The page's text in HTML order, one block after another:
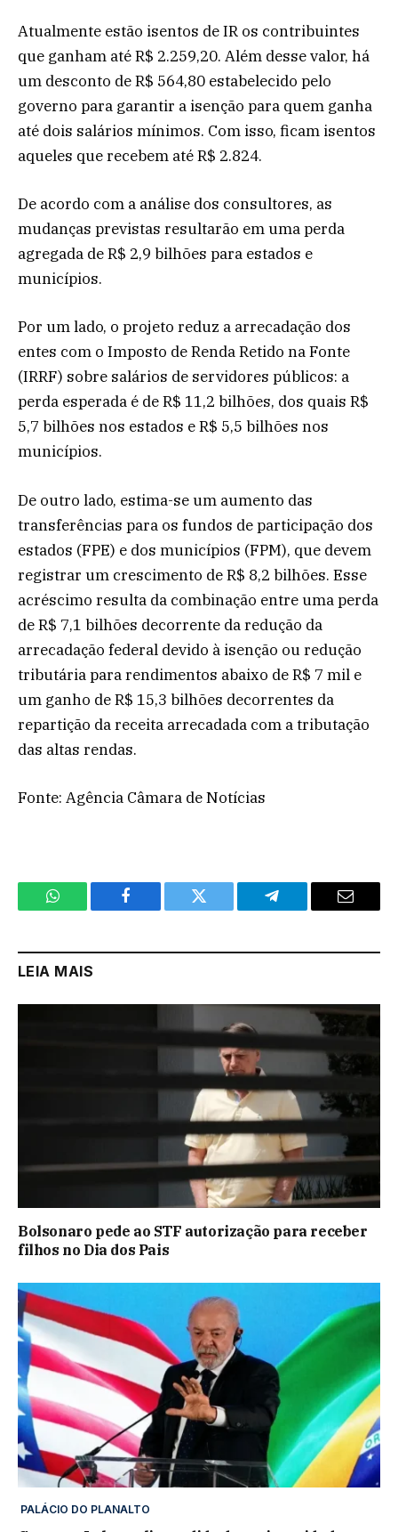
Atualmente estão isentos de IR os contribuintes
que ganham até R$ 2.259,20. Além desse valor, há
um desconto de R$ 564,80 estabelecido pelo
governo para garantir a isenção para quem ganha
até dois salários mínimos. Com isso, ficam isentos
aqueles que recebem até R$ 2.824.
De acordo com a análise dos consultores, as
mudanças previstas resultarão em uma perda
agregada de R$ 2,9 bilhões para estados e
municípios.
Por um lado, o projeto reduz a arrecadação dos
entes com o Imposto de Renda Retido na Fonte
(IRRF) sobre salários de servidores públicos: a
perda esperada é de R$ 11,2 bilhões, dos quais R$
5,7 bilhões nos estados e R$ 5,5 bilhões nos
municípios.
De outro lado, estima-se um aumento das
transferências para os fundos de participação dos
estados (FPE) e dos municípios (FPM), que devem
registrar um crescimento de R$ 8,2 bilhões. Esse
acréscimo resulta da combinação entre uma perda
de R$ 7,1 bilhões decorrente da redução da
arrecadação federal devido à isenção ou redução
tributária para rendimentos abaixo de R$ 7 mil e
um ganho de R$ 15,3 bilhões decorrentes da
repartição da receita arrecadada com a tributação
das altas rendas.
Fonte: Agência Câmara de Notícias
WhatsApp Facebook Twitter Telegram Email
LEIA MAIS
Bolsonaro pede ao STF autorização para receber
filhos no Dia dos Pais
PALÁCIO DO PLANALTO